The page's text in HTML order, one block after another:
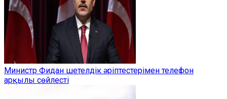
Министр Фидан шетелдік әріптестерімен телефон
арқылы сөйлесті